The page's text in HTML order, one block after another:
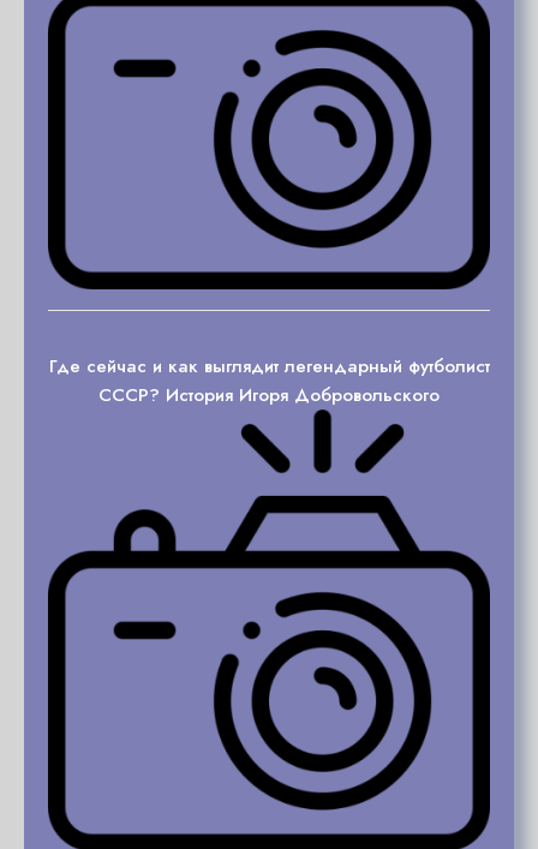
Где сейчас и как выглядит легендарный футболист
СССР? История Игоря Добровольского